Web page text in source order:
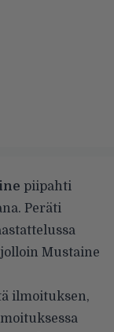
piipahti
Peräti
Mustaine
ilmoituksen,